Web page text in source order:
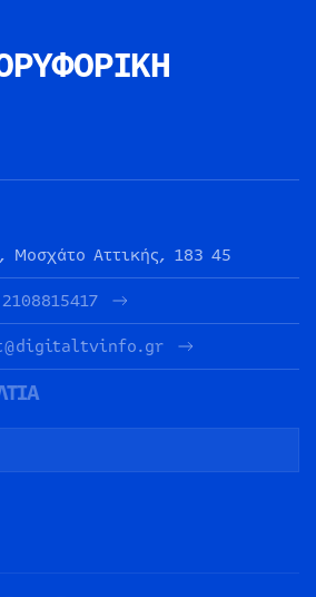
Μοσχάτο Αττικής, 183 45
2108815417